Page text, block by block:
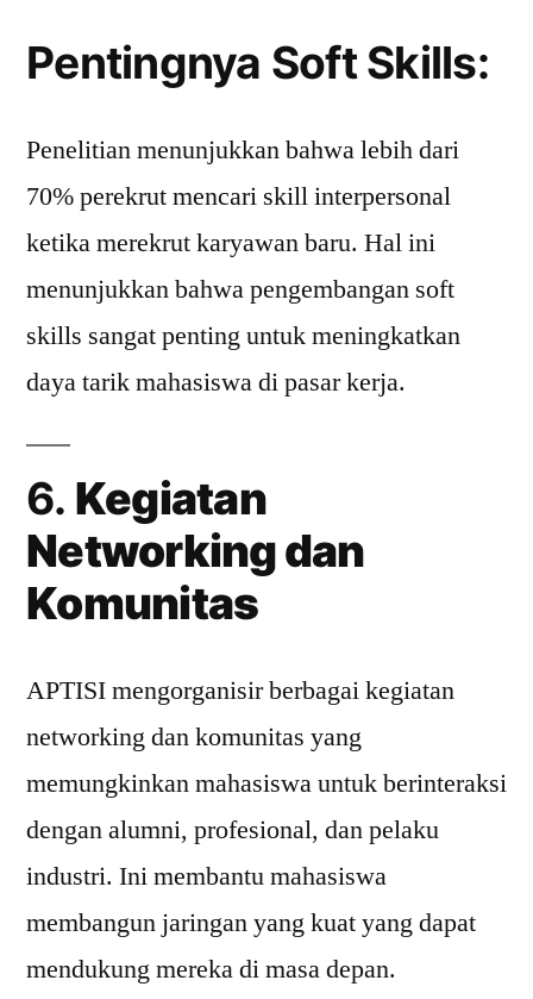
Pentingnya Soft Skills:
Penelitian menunjukkan bahwa lebih dari
70% perekrut mencari skill interpersonal
ketika merekrut karyawan baru. Hal ini
menunjukkan bahwa pengembangan soft
skills sangat penting untuk meningkatkan
daya tarik mahasiswa di pasar kerja.
6. Kegiatan
Networking dan
Komunitas
APTISI mengorganisir berbagai kegiatan
networking dan komunitas yang
memungkinkan mahasiswa untuk berinteraksi
dengan alumni, profesional, dan pelaku
industri. Ini membantu mahasiswa
membangun jaringan yang kuat yang dapat
mendukung mereka di masa depan.